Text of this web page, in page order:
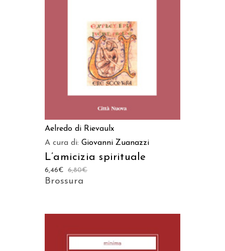
Aelredo di Rievaulx
A cura di: Giovanni Zuanazzi
L’amicizia spirituale
6,80€
6,46€
Brossura